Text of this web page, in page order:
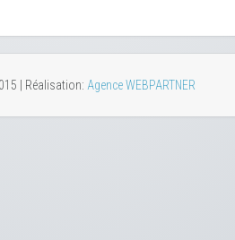
| Réalisation: Agence WEBPARTNER